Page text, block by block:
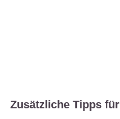
Zusätzliche Tipps